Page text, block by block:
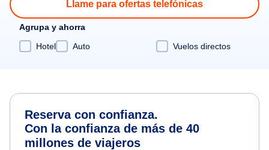
Llame para ofertas telefónicas
Agrupa y ahorra
Hotel
Auto Vuelos directos
Reserva con confianza.
Con la confianza de más de 40
millones de viajeros